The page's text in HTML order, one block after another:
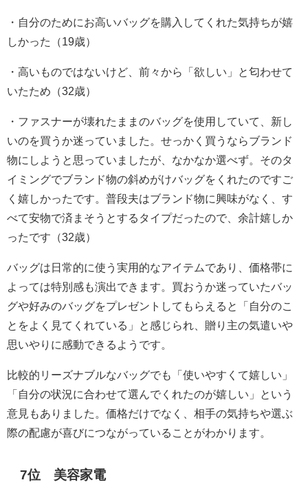
・自分のためにお高いバッグを購入してくれた気持ちが嬉
しかった（19歳）
・高いものではないけど、前々から「欲しい」と匂わせて
いたため（32歳）
・ファスナーが壊れたままのバッグを使用していて、新し
いのを買うか迷っていました。せっかく買うならブランド
物にしようと思っていましたが、なかなか選べず。そのタ
イミングでブランド物の斜めがけバッグをくれたのですご
く嬉しかったです。普段夫はブランド物に興味がなく、す
べて安物で済まそうとするタイプだったので、余計嬉しか
ったです（32歳）
バッグは日常的に使う実用的なアイテムであり、価格帯に
よっては特別感も演出できます。買おうか迷っていたバッ
グや好みのバッグをプレゼントしてもらえると「自分のこ
とをよく見てくれている」と感じられ、贈り主の気遣いや
思いやりに感動できるようです。
比較的リーズナブルなバッグでも「使いやすくて嬉しい」
「自分の状況に合わせて選んでくれたのが嬉しい」という
意見もありました。価格だけでなく、相手の気持ちや選ぶ
際の配慮が喜びにつながっていることがわかります。
7位 美容家電